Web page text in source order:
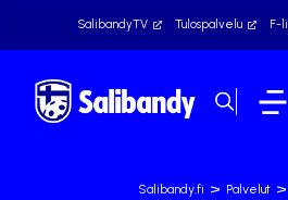
SalibandyTV Tulospalvelu F-
Salibandy.fi > Palvelut >